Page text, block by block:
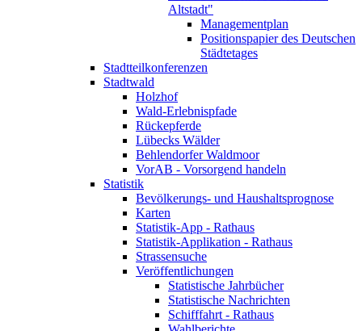
Altstadt"
Managementplan
Positionspapier des Deutschen
Städtetages
Stadtteilkonferenzen
Stadtwald
Holzhof
Wald-Erlebnispfade
Rückepferde
Lübecks Wälder
Behlendorfer Waldmoor
VorAB - Vorsorgend handeln
Statistik
Bevölkerungs- und Haushaltsprognose
Karten
Statistik-App - Rathaus
Statistik-Applikation - Rathaus
Strassensuche
Veröffentlichungen
Statistische Jahrbücher
Statistische Nachrichten
Schifffahrt - Rathaus